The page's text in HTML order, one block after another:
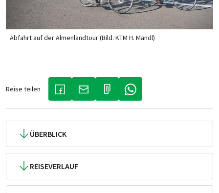
Abfahrt auf der Almenlandtour (Bild: KTM H. Mandl)
Reise teilen
(LINK ÖFFNET IN NEUEM TAB)
(LINK ÖFFNET IN NEUEM TAB)
(LINK ÖFFNET IN NEUEM
ÜBERBLICK
REISEVERLAUF